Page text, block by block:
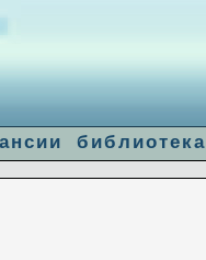
stream: Connection refused in
библиотека